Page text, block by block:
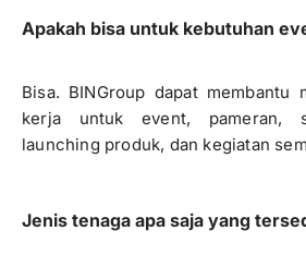
Apakah bisa untuk kebutuhan
Bisa. BINGroup dapat membantu
kerja untuk event, pameran,
launching produk, dan kegiatan
Jenis tenaga apa saja yang